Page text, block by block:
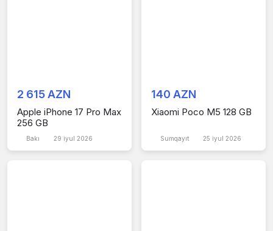
2 615 AZN
Apple iPhone 17 Pro Max
256 GB
Bakı 29 iyul 2026
140 AZN
Xiaomi Poco M5 128 GB
Sumqayıt 25 iyul 2026